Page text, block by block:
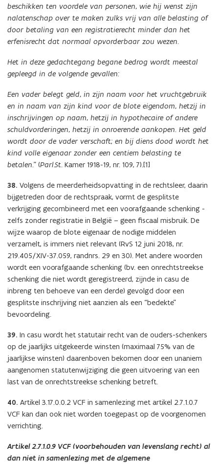
beschikken ten voordele van personen, wie hij wenst zijn
nalatenschap over te maken zulks vrij van alle belasting of
door betaling van een registratierecht minder dan het
erfenisrecht dat normaal opvorderbaar zou wezen.
Het in deze gedachtegang begane bedrog wordt meestal
gepleegd in de volgende gevallen:
Een vader belegt geld, in zijn naam voor het vruchtgebruik
en in naam van zijn kind voor de blote eigendom, hetzij in
inschrijvingen op naam, hetzij in hypothecaire of andere
schuldvorderingen, hetzij in onroerende aankopen. Het geld
wordt door de vader verschaft; en bij diens dood wordt het
kind volle eigenaar zonder een centiem belasting te
betalen.” (Parl.St. Kamer 1918-19, nr. 109, 7).[1]
38. Volgens de meerderheidsopvatting in de rechtsleer, daarin
bijgetreden door de rechtspraak, vormt de gesplitste
verkrijging gecombineerd met een voorafgaande schenking -
zelfs zonder registratie in België – geen fiscaal misbruik. De
wijze waarop de blote eigenaar de nodige middelen
verzamelt, is immers niet relevant (RvS 12 juni 2018, nr.
219.405/XIV-37.059, randnrs. 29 en 30). Met andere woorden
wordt een voorafgaande schenking (bv. een onrechtstreekse
schenking die niet wordt geregistreerd, zijnde in casu de
inbreng ten behoeve van een derde) gevolgd door een
gesplitste inschrijving niet aanzien als een “bedekte”
bevoordeling.
39. In casu wordt het statutair recht van de ouders-schenkers
op de jaarlijks uitgekeerde winsten (maximaal 75% van de
jaarlijkse winsten) daarenboven bekomen door een unaniem
aangenomen statutenwijziging die geen uitvoering van een
last van de onrechtstreekse schenking betreft.
40. Artikel 3.17.0.0.2 VCF in samenlezing met artikel 2.7.1.0.7
VCF kan dan ook niet worden toegepast op de voorgenomen
verrichting.
Artikel 2.7.1.0.9 VCF (voorbehouden van levenslang recht) al
dan niet in samenlezing met de algemene